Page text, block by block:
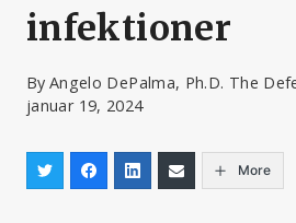
infektioner
By Angelo DePalma, Ph.D. The
januar 19, 2024
More